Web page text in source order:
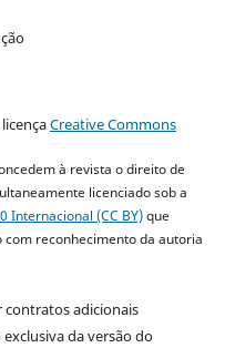
Creative Commons
à revista o direito de
licenciado sob a
Internacional (CC BY)que
reconhecimento da autoria
contratos adicionais
da versão do